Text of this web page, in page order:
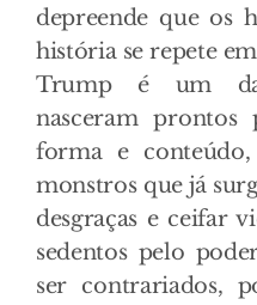
depreende que os
história se repete
Trump é um
nasceram
forma e
monstros que já
desgraças e ceifar
sedentos pelo
ser contrariados,